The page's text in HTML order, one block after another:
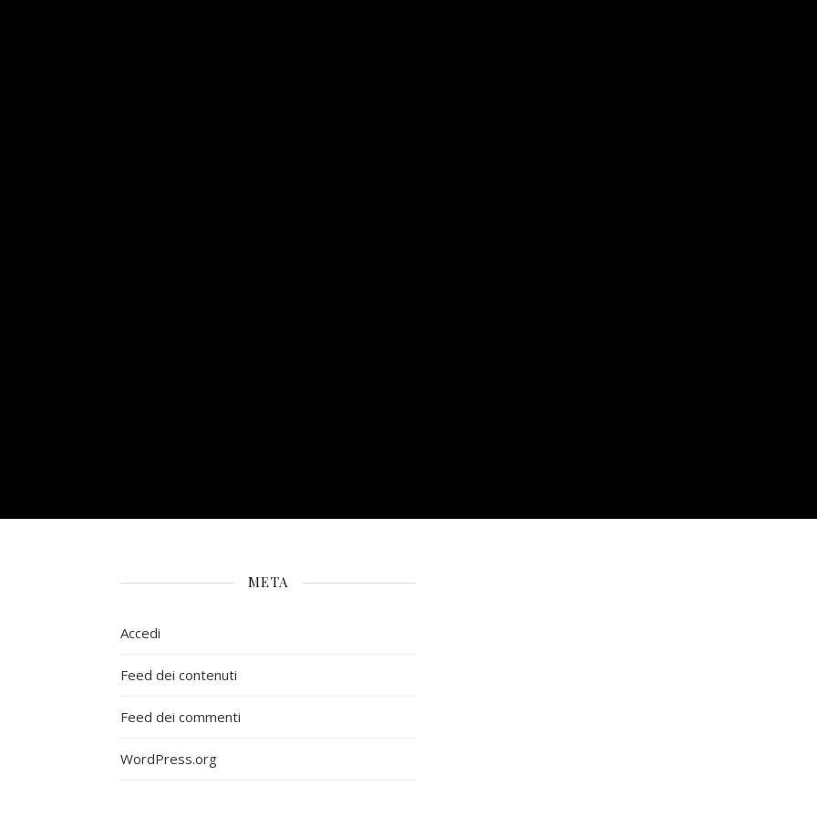
META
Accedi
Feed dei contenuti
Feed dei commenti
WordPress.org